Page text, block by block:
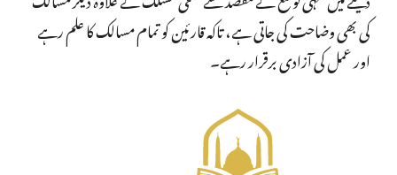
کی بھی وضاحت کی جاتی ہے، تاکہ قارئین کو تمام مسالک کا علم رہے
اور عمل کی آزادی برقرار رہے۔